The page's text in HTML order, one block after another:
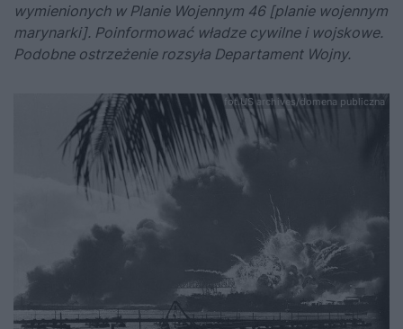
wymienionych w Planie Wojennym 46 [planie wojennym
marynarki]. Poinformować władze cywilne i wojskowe.
Podobne ostrzeżenie rozsyła Departament Wojny.
fot.US archives/domena publiczna